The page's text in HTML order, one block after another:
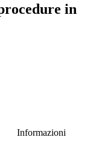
in
Informazioni